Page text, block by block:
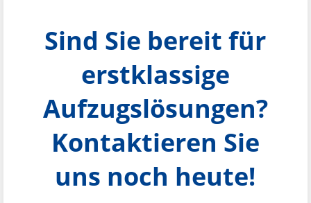
Sind Sie bereit für
erstklassige
Aufzugslösungen?
Kontaktieren Sie
uns noch heute!